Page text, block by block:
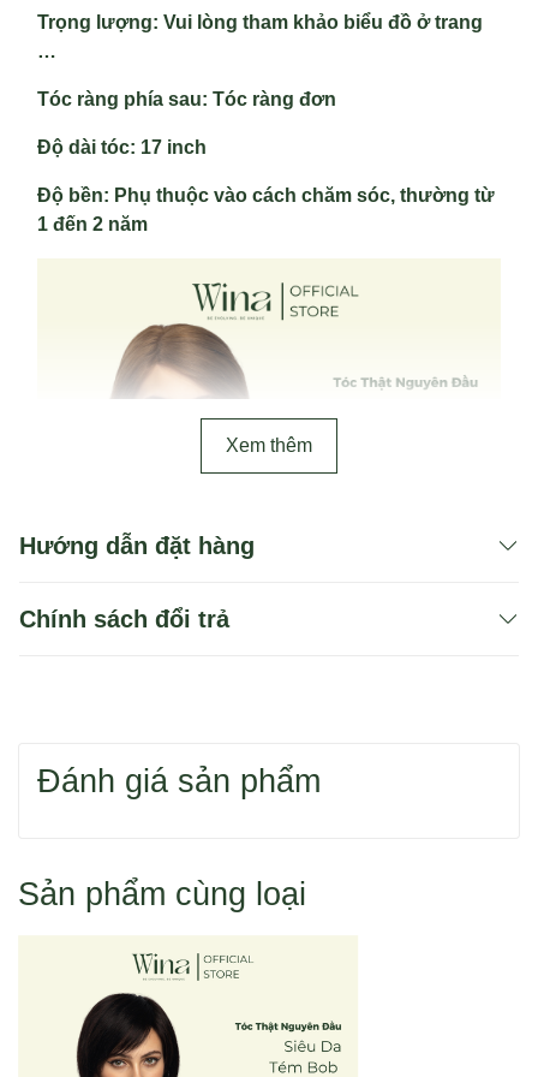
Trọng lượng: Vui lòng tham khảo biểu đồ ở trang
…
Tóc ràng phía sau: Tóc ràng đơn
Độ dài tóc: 17 inch
Độ bền: Phụ thuộc vào cách chăm sóc, thường từ
1 đến 2 năm
Xem thêm
Hướng dẫn đặt hàng
Hoặc bạn tìm sản phẩm theo danh mục.
Chính sách đổi trả
Đánh giá sản phẩm
Sản phẩm cùng loại